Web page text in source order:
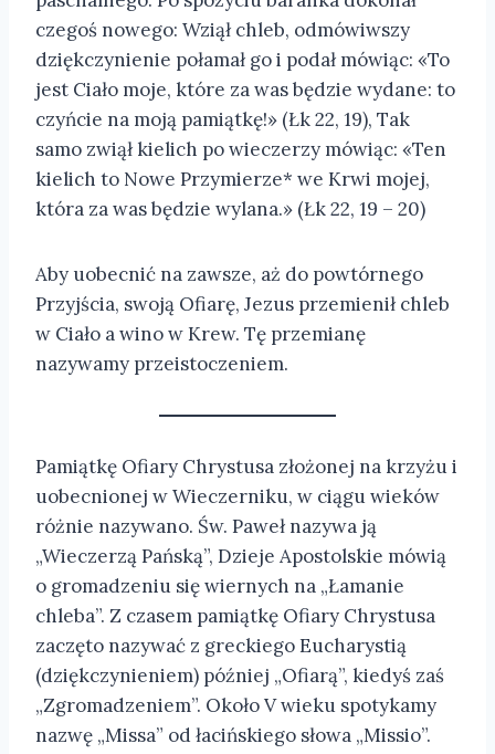
czegoś nowego: Wziął chleb, odmówiwszy
dziękczynienie połamał go i podał mówiąc: «To
jest Ciało moje, które za was będzie wydane: to
czyńcie na moją pamiątkę!» (Łk 22, 19), Tak
samo zwiął kielich po wieczerzy mówiąc: «Ten
kielich to Nowe Przymierze* we Krwi mojej,
która za was będzie wylana.» (Łk 22, 19 – 20)
Aby uobecnić na zawsze, aż do powtórnego
Przyjścia, swoją Ofiarę, Jezus przemienił chleb
w Ciało a wino w Krew. Tę przemianę
nazywamy przeistoczeniem.
Pamiątkę Ofiary Chrystusa złożonej na krzyżu i
uobecnionej w Wieczerniku, w ciągu wieków
różnie nazywano. Św. Paweł nazywa ją
„Wieczerzą Pańską”, Dzieje Apostolskie mówią
o gromadzeniu się wiernych na „Łamanie
chleba”. Z czasem pamiątkę Ofiary Chrystusa
zaczęto nazywać z greckiego Eucharystią
(dziękczynieniem) później „Ofiarą”, kiedyś zaś
„Zgromadzeniem”. Około V wieku spotykamy
nazwę „Missa” od łacińskiego słowa „Missio”.